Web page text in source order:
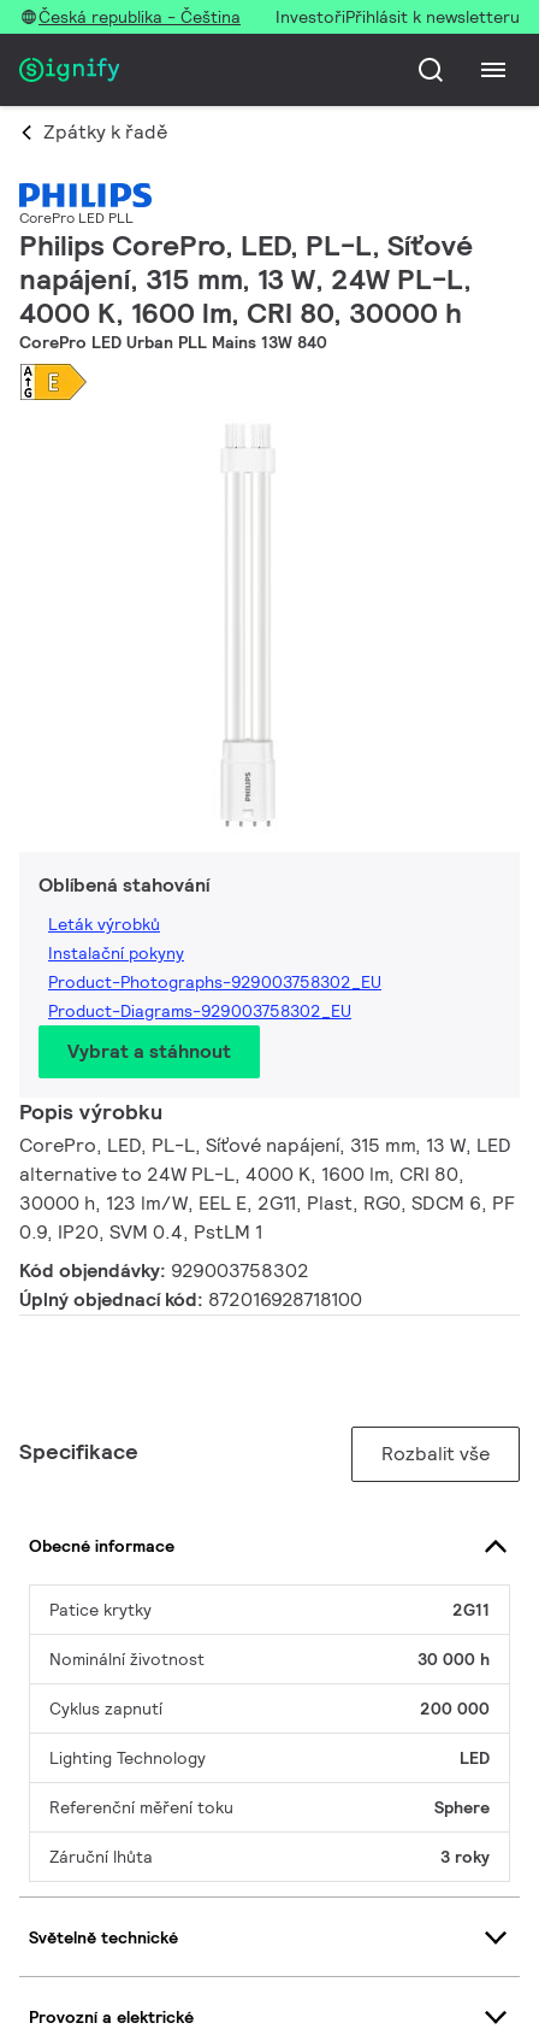
Česká republika - Čeština InvestořiPřihlásit k newsletteru
Zpátky k řadě
CorePro LED PLL
Philips CorePro, LED, PL-L, Síťové
napájení, 315 mm, 13 W, 24W PL-L,
4000 K, 1600 lm, CRI 80, 30000 h
CorePro LED Urban PLL Mains 13W 840
Oblíbená stahování
Leták výrobků
Instalační pokyny
Product-Photographs-929003758302_EU
Product-Diagrams-929003758302_EU
Vybrat a stáhnout
Popis výrobku
CorePro, LED, PL-L, Síťové napájení, 315 mm, 13 W, LED
alternative to 24W PL-L, 4000 K, 1600 lm, CRI 80,
30000 h, 123 lm/W, EEL E, 2G11, Plast, RG0, SDCM 6, PF
0.9, IP20, SVM 0.4, PstLM 1
Kód objendávky: 929003758302
Úplný objednací kód: 872016928718100
Specifikace Rozbalit vše
Obecné informace
Patice krytky 2G11
Nominální životnost 30 000 h
Cyklus zapnutí 200 000
Lighting Technology LED
Referenční měření toku Sphere
Záruční lhůta 3 roky
Světelně technické
Provozní a elektrické